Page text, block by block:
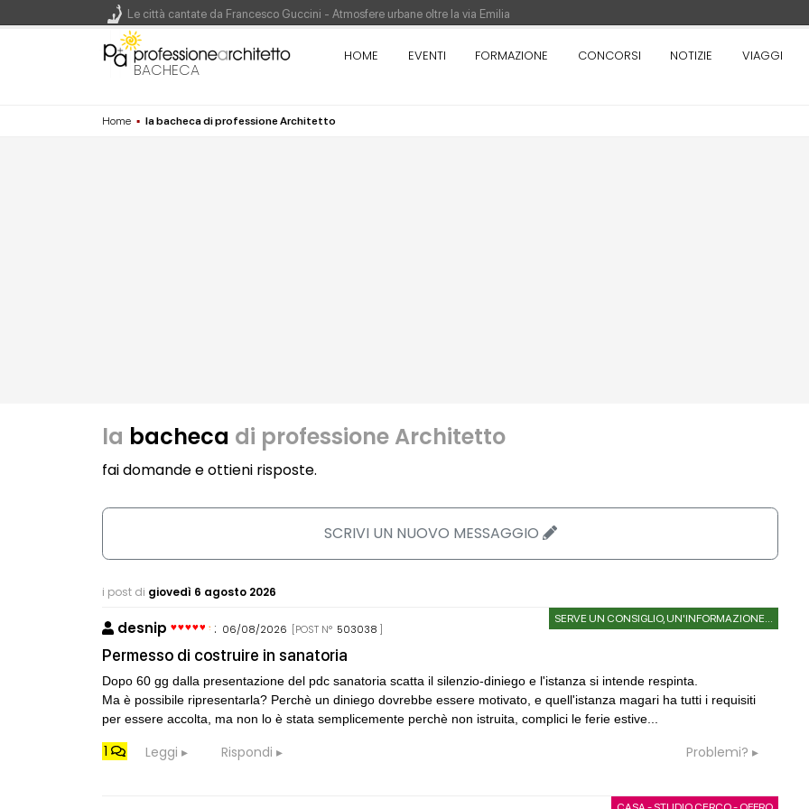
BACHECA
HOME EVENTI FORMAZIONE CONCORSI NOTIZIE VIAGGI
Home ▪ la bacheca di professione Architetto
la bacheca di professione Architetto
fai domande e ottieni risposte.
SCRIVI UN NUOVO MESSAGGIO
i post di giovedì 6 agosto 2026
SERVE UN CONSIGLIO, UN'INFORMAZIONE...
desnip : 06/08/2026 [POST N° 503038 ]
Permesso di costruire in sanatoria
Dopo 60 gg dalla presentazione del pdc sanatoria scatta il silenzio-diniego e l'istanza si intende respinta.
Ma è possibile ripresentarla? Perchè un diniego dovrebbe essere motivato, e quell'istanza magari ha tutti i requisiti
per essere accolta, ma non lo è stata semplicemente perchè non istruita, complici le ferie estive...
1 Leggi Rispondi Problemi?
p 05
CONSIGLI
spulciando qua e là... vecchia pratica a CONSIGLI
preventivo e spese accessorie
Le città cantate da Francesco Guccini - Atmosfere urbane oltre la via Emilia
Renzo Piano World Tour 2026, ottava edizione in partenza. Rotta verso Ovest - Europa, Stati Uniti e Canada | 22 agosto > 30